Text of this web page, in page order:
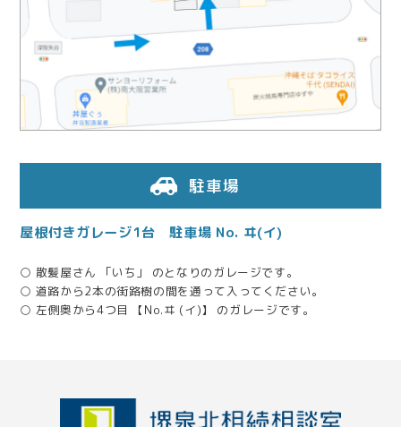
依頼側の立場になった親切、ていねいなご対応で大変助
2025.07.01
無事、終わったのでホッとしています。
ご丁寧な対応に努めて下さって御礼申し上げます。
2025.06.05
2025.04.01
親身になって話を聞いてくれた
駐車場
屋根付きガレージ1台 駐車場 No. ヰ(イ)
○ 散髪屋さん 「いち」 のとなりのガレージです。
○ 道路から2本の街路樹の間を通って入ってください。
○ 左側奥から4つ目 【No.ヰ (イ)】 のガレージです。